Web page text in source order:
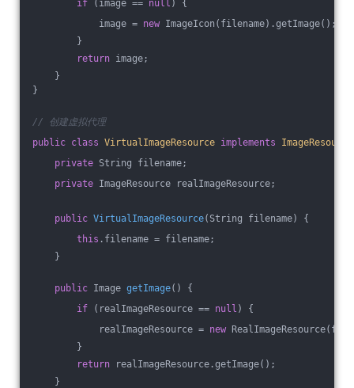
if (image == null ) {
image = new ImageIcon(filename).getImage();
}
return image;
}
}
// 创建虚拟代理
public class VirtualImageResource implements
ImageResource
private String filename;
private ImageResource realImageResource;
public VirtualImageResource(String filename)
{
this .filename = filename;
}
public Image getImage()
{
if (realImageResource == null ) {
realImageResource = new
}
return realImageResource.getImage();
}